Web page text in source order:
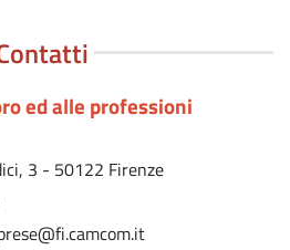
ed alle professioni
3 - 50122 Firenze